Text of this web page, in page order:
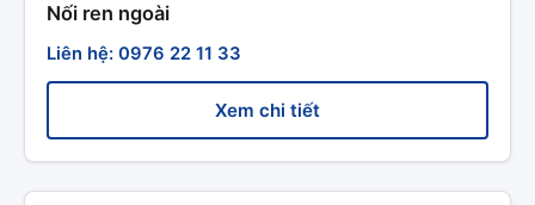
Nối ren ngoài
Liên hệ: 0976 22 11 33
Xem chi tiết